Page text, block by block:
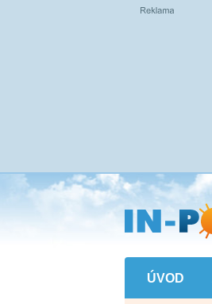
Přejít
na
hlavní
obsah
ÚVOD